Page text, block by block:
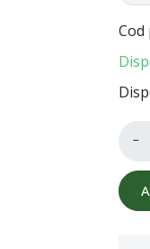
Cod
−